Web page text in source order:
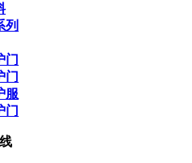
列
门
门
服
门